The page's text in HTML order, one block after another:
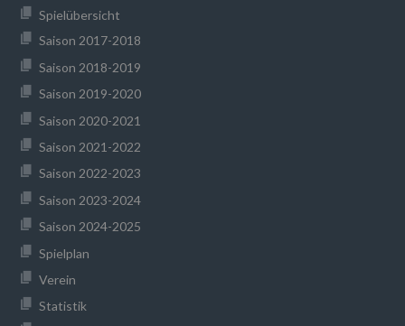
Spielübersicht
Saison 2017-2018
Saison 2018-2019
Saison 2019-2020
Saison 2020-2021
Saison 2021-2022
Saison 2022-2023
Saison 2023-2024
Saison 2024-2025
Spielplan
Verein
Statistik